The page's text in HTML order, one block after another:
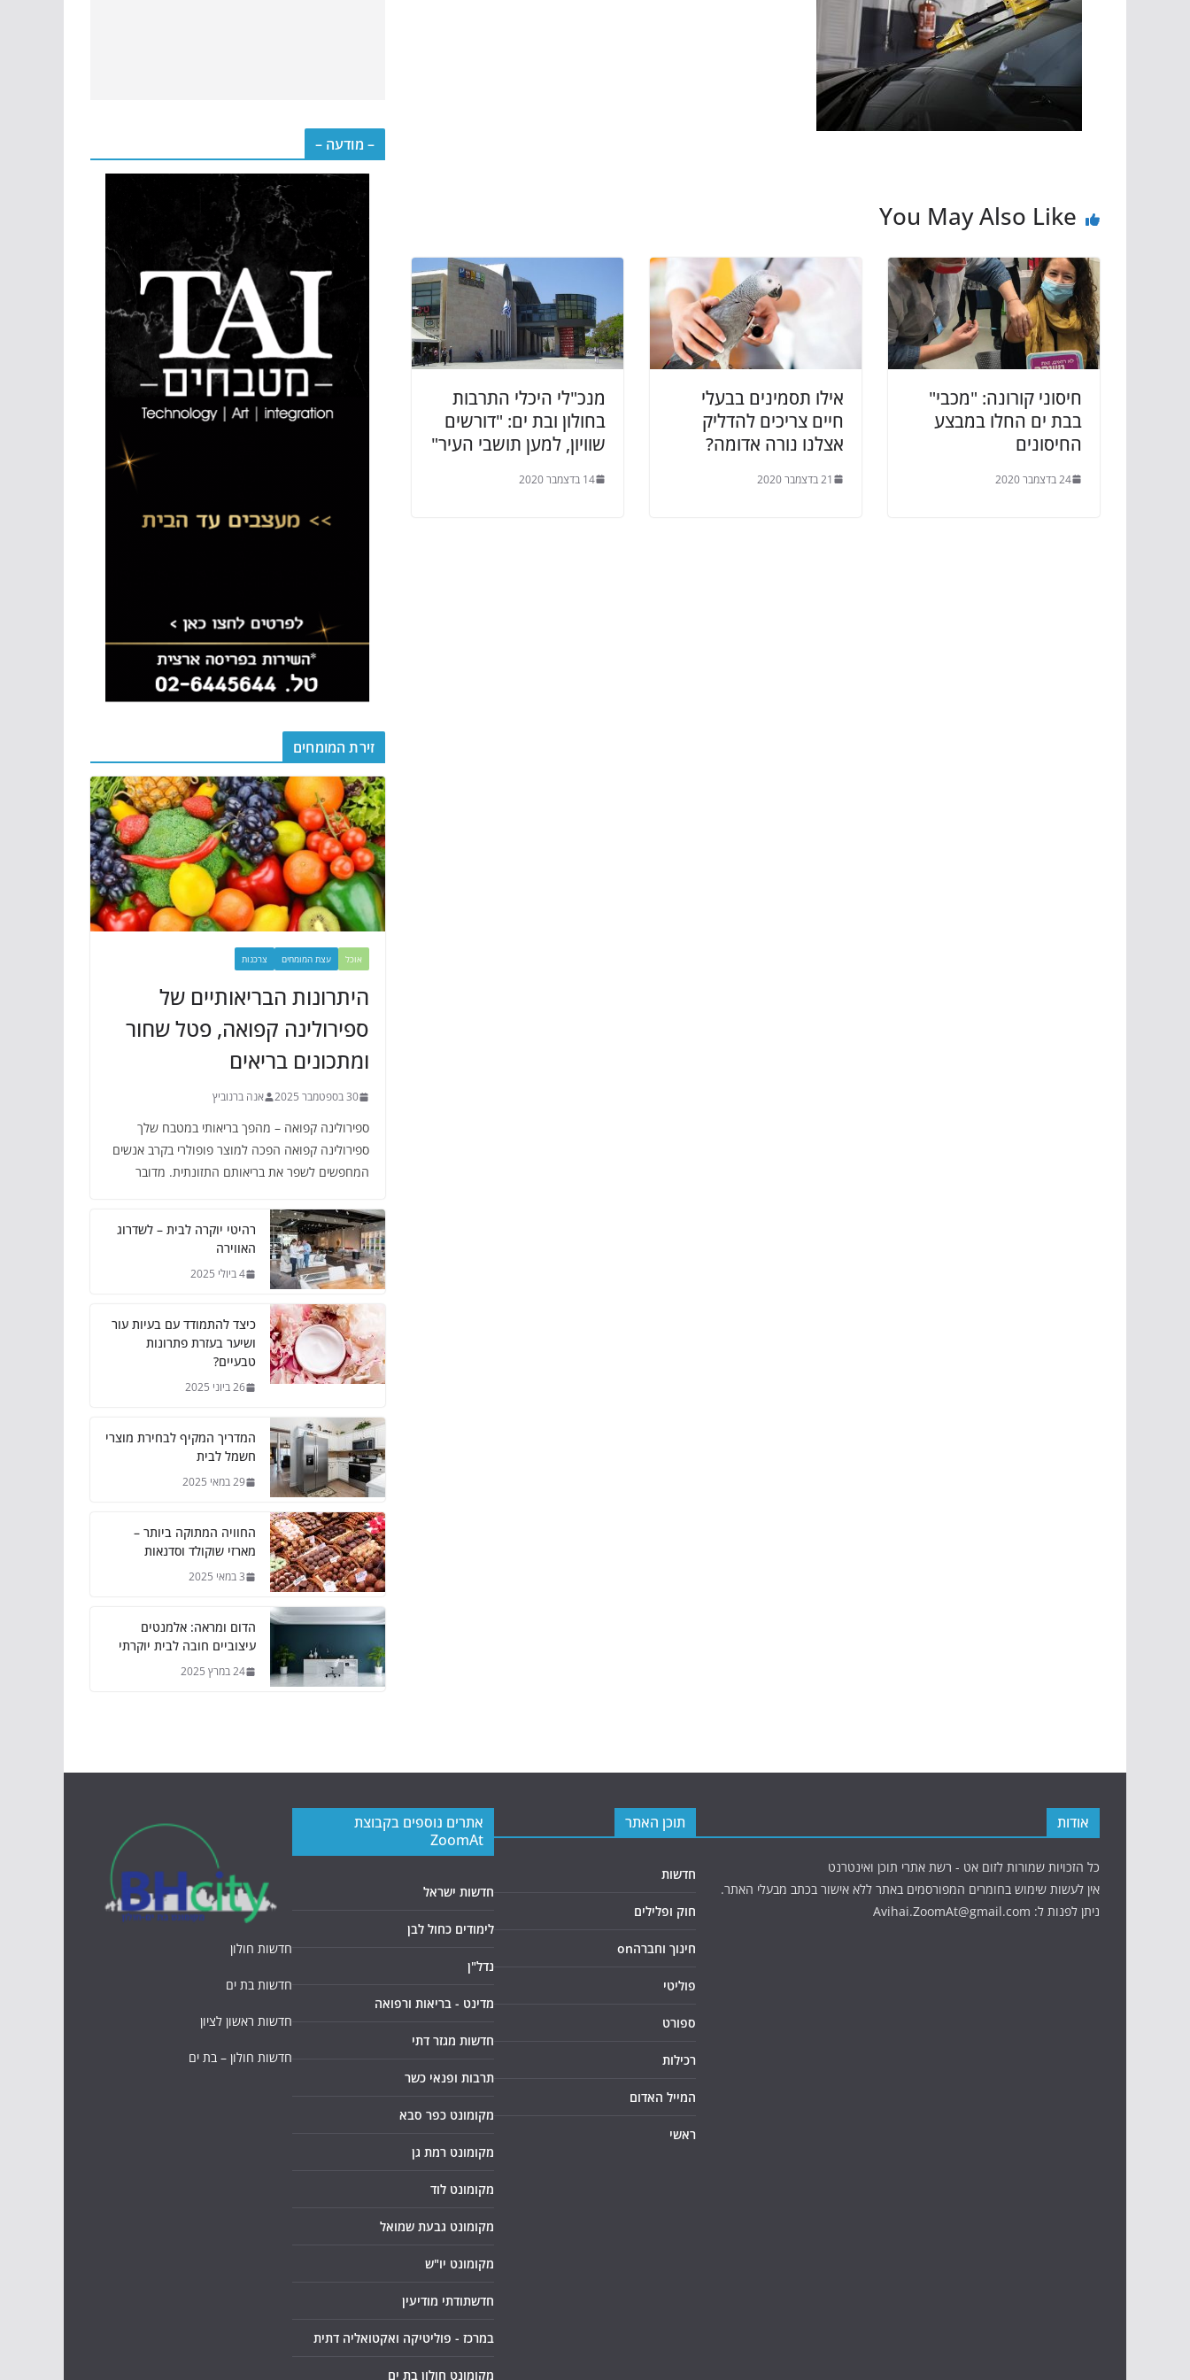
You May Also Like
חיסוני קורונה: "מכבי"
בבת ים החלו במבצע
החיסונים
24 בדצמבר 2020
אילו תסמינים בבעלי
חיים צריכים להדליק
אצלנו נורה אדומה?
21 בדצמבר 2020
מנכ"לי היכלי התרבות
בחולון ובת ים: "דורשים
שוויון, למען תושבי העיר"
14 בדצמבר 2020
– מודעה –
זירת המומחים
אוכל עצת המומחים צרכנות
היתרונות הבריאותיים של
ספירולינה קפואה, פטל שחור
ומתכונים בריאים
30 בספטמבר 2025 אנה ברנוביץ
ספירולינה קפואה – מהפך בריאותי במטבח שלך
ספירולינה קפואה הפכה למוצר פופולרי בקרב אנשים
המחפשים לשפר את בריאותם התזונתית. מדובר
רהיטי יוקרה לבית – לשדרוג
האווירה
4 ביולי 2025
כיצד להתמודד עם בעיות עור
ושיער בעזרת פתרונות
טבעיים?
26 ביוני 2025
המדריך המקיף לבחירת מוצרי
חשמל לבית
29 במאי 2025
החוויה המתוקה ביותר –
מארזי שוקולד וסדנאות
3 במאי 2025
הדום ומראה: אלמנטים
עיצוביים חובה לבית יוקרתי
24 במרץ 2025
אודות
כל הזכויות שמורות לזום אט - רשת אתרי תוכן ואינטרנט
אין לעשות שימוש בחומרים המפורסמים באתר ללא אישור בכתב מבעלי האתר.
ניתן לפנות ל: Avihai.ZoomAt@gmail.com
תוכן האתר
חדשות
חוק ופלילים
חינוך וחברהon
פוליטי
ספורט
רכילות
המייל האדום
ראשי
אתרים נוספים בקבוצת
ZoomAt
חדשות ישראל
לימודים כחול לבן
נדל"ן
מדינט - בריאות ורפואה
חדשות מגזר דתי
תרבות ופנאי כשר
מקומונט כפר סבא
מקומונט רמת גן
מקומונט לוד
מקומונט גבעת שמואל
מקומונט יו"ש
חדשתודתי מודיעין
במרכז - פוליטיקה ואקטואליה דתית
מקומונט חולון בת ים
חדשות חולון
חדשות בת ים
חדשות ראשון לציון
חדשות חולון – בת ים